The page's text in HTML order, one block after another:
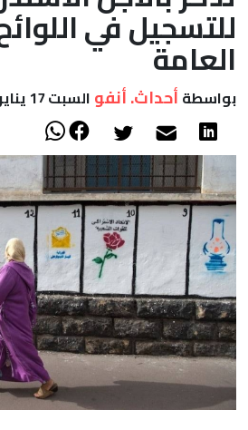
للتسجيل في
العامة
بواسطة أحداث. أنفو السبت 17 يناير, 2026 - 13:19